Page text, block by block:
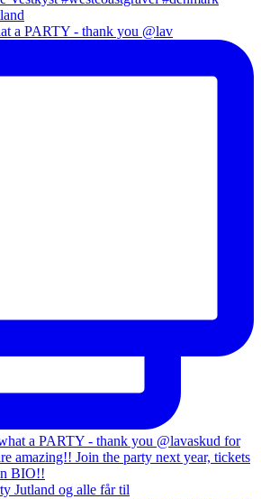
a PARTY - thank you @lav
Jutland og alle får til